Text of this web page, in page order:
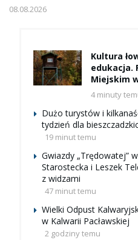
08.08.2026
Kultura
edukacja.
Miejskim
4 minuty
Dużo turystów i
tydzień dla
19 minut temu
Gwiazdy „Trędowatej”
Starostecka i Leszek
z widzami
47 minut temu
Wielki Odpust
w Kalwarii Pacławskiej
2 godziny temu